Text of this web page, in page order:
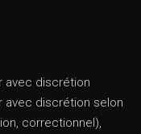
avec discrétion
avec discrétion selon
correctionnel),